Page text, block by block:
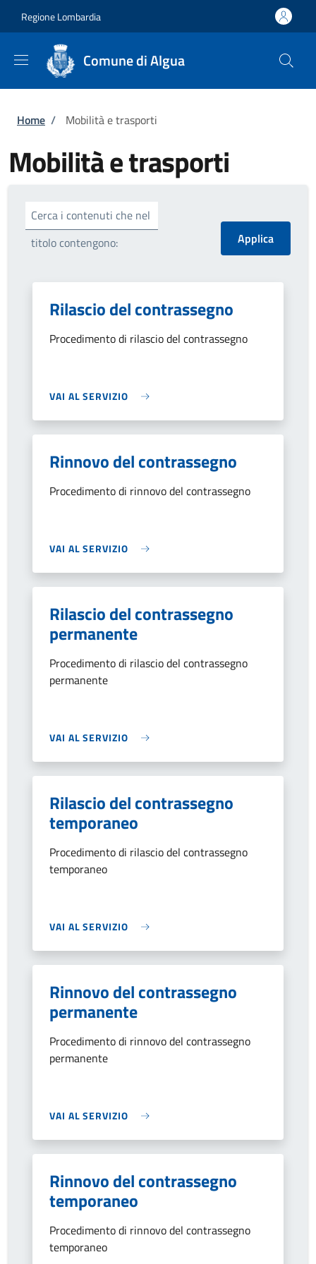
Regione Lombardia
Comune di Algua
Briciole di pane
Home / Mobilità e trasporti
Mobilità e trasporti
Cerca i contenuti che nel
titolo contengono:
Rilascio del contrassegno
Procedimento di rilascio del contrassegno
VAI AL SERVIZIO
Rinnovo del contrassegno
Procedimento di rinnovo del contrassegno
VAI AL SERVIZIO
Rilascio del contrassegno
permanente
Procedimento di rilascio del contrassegno
permanente
VAI AL SERVIZIO
Rilascio del contrassegno
temporaneo
Procedimento di rilascio del contrassegno
temporaneo
VAI AL SERVIZIO
Rinnovo del contrassegno
permanente
Procedimento di rinnovo del contrassegno
permanente
VAI AL SERVIZIO
Rinnovo del contrassegno
temporaneo
Procedimento di rinnovo del contrassegno
temporaneo